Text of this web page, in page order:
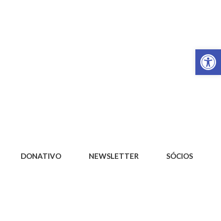
DONATIVO NEWSLETTER SÓCIOS